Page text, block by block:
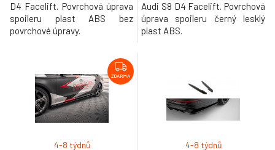
D4 Facelift. Povrchová úprava
spoileru plast ABS bez
povrchové úpravy.
Audi S8 D4 Facelift. Povrchová
úprava spoileru černý lesklý
plast ABS.
ZDARMA
4-8 týdnů 4-8 týdnů